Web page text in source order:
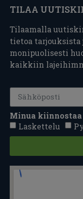
TILAA
Tilaamalla
tietoa tarjouksista
monipuolisesti
kaikkiin
Minua kiinnostaa
Laskettelu